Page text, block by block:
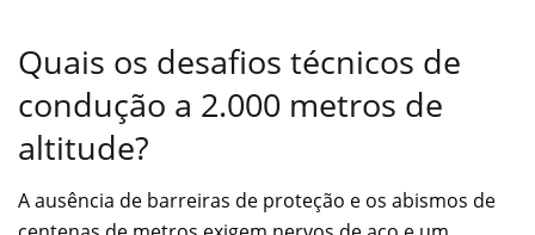
Quais os desafios técnicos de
condução a 2.000 metros de
altitude?
A ausência de barreiras de proteção e os abismos de